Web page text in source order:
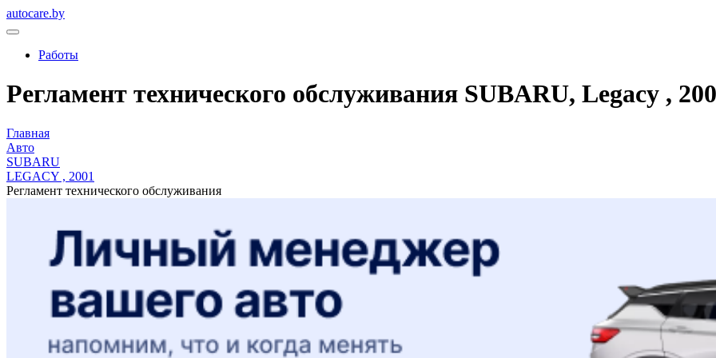
autocare.by
Работы
Регламент технического обслуживания SUBARU, Legacy ,
Главная
Авто
SUBARU
LEGACY , 2001
Регламент технического обслуживания